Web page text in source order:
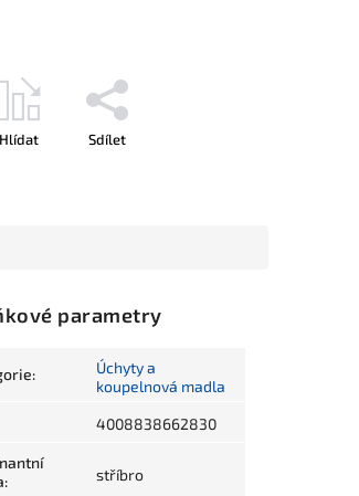
Hlídat Sdílet
parametry
:
Úchyty a
koupelnová madla
4008838662830
: stříbro